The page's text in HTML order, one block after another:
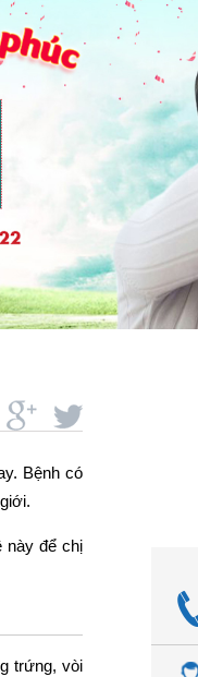
Bệnh có
này để chị
trứng, vòi